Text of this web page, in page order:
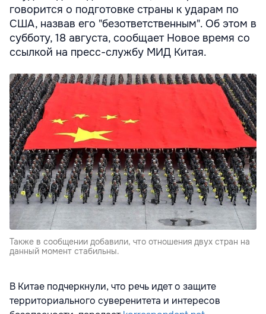
говорится о подготовке страны к ударам по
США, назвав его "безответственным". Об этом в
субботу, 18 августа, сообщает Новое время со
ссылкой на пресс-службу МИД Китая.
Также в сообщении добавили, что отношения двух стран на
данный момент стабильны.
В Китае подчеркнули, что речь идет о защите
территориального суверенитета и интересов